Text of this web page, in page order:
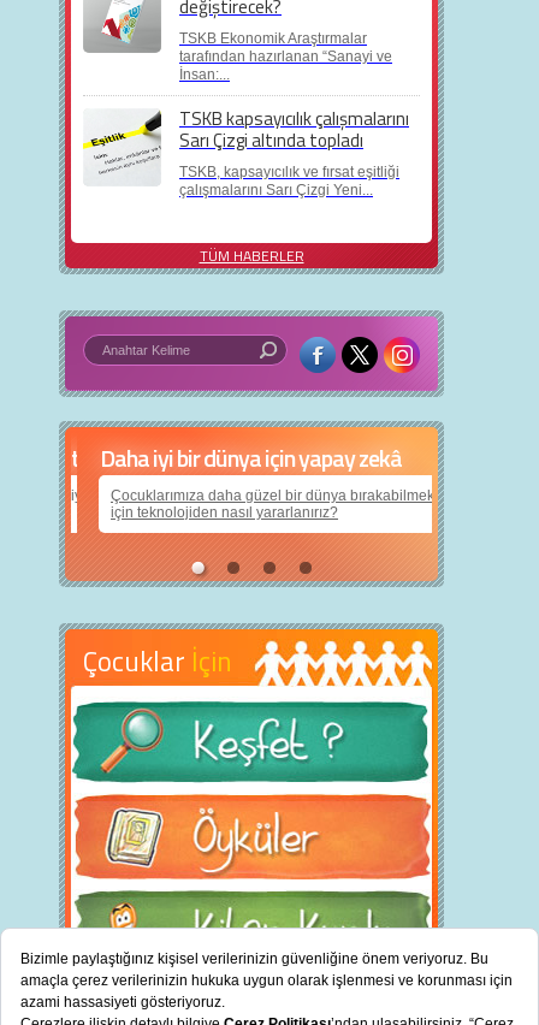
değiştirecek?
TSKB Ekonomik Araştırmalar
tarafından hazırlanan “Sanayi ve
İnsan:...
TSKB kapsayıcılık çalışmalarını
Sarı Çizgi altında topladı
TSKB, kapsayıcılık ve fırsat eşitliği
çalışmalarını Sarı Çizgi Yeni...
TÜM HABERLER
Daha iyi bir dünya için yapay zekâ
Çocuklarımıza daha güzel bir dünya bırakabilmek
için teknolojiden nasıl yararlanırız?
Çocuklar İçin